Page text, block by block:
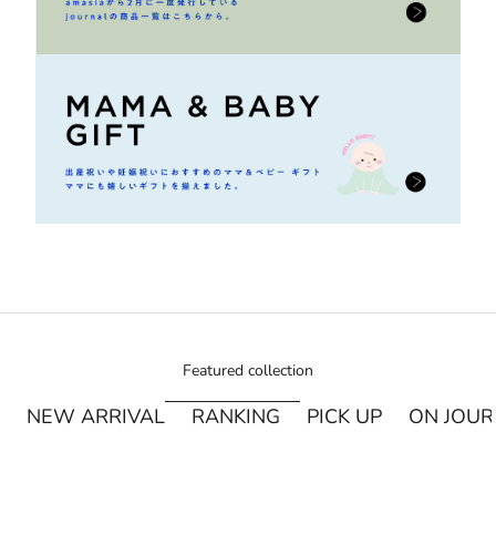
Featured collection
NEW ARRIVAL RANKING PICK UP ON